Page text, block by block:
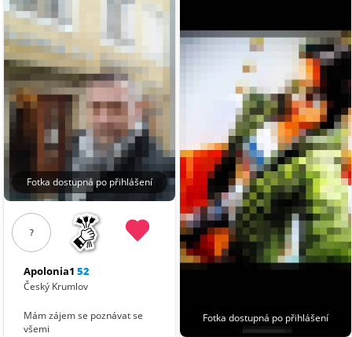
Fotka dostupná po přihlášení
?
Apolonia1 52
Český Krumlov
Mám zájem se poznávat se
všemi
Fotka dostupná po přihlášení